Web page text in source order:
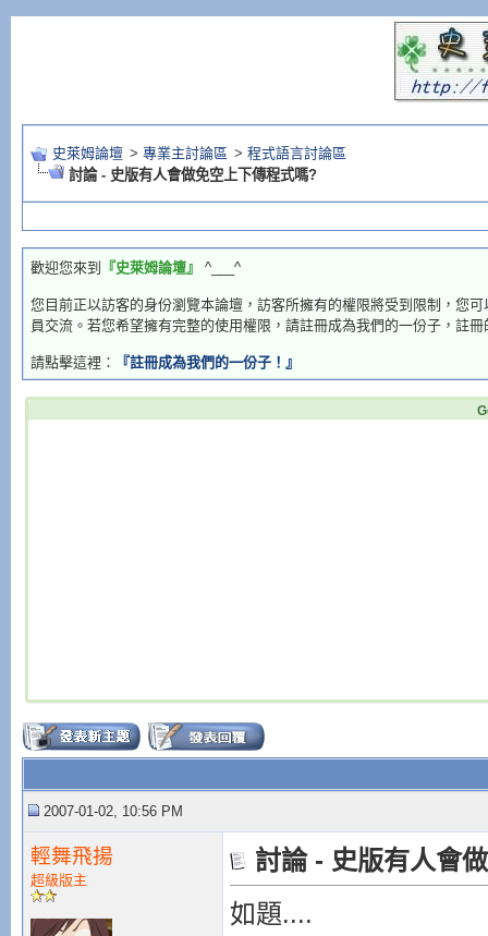
史萊姆論壇 > 專業主討論區 > 程式語言討論區
討論 - 史版有人會做免空上下傳程式嗎?
歡迎您來到 『史萊姆論壇』 ^___^
您目前正以訪客的身份瀏覽本論壇，訪客所擁有的權限將受到限制，您
員交流。若您希望擁有完整的使用權限，請註冊成為我們的一份子，註
請點擊這裡： 『註冊成為我們的一份子！』
2007-01-02, 10:56 PM
輕舞飛揚
超級版主
討論 - 史版有人會
如題....